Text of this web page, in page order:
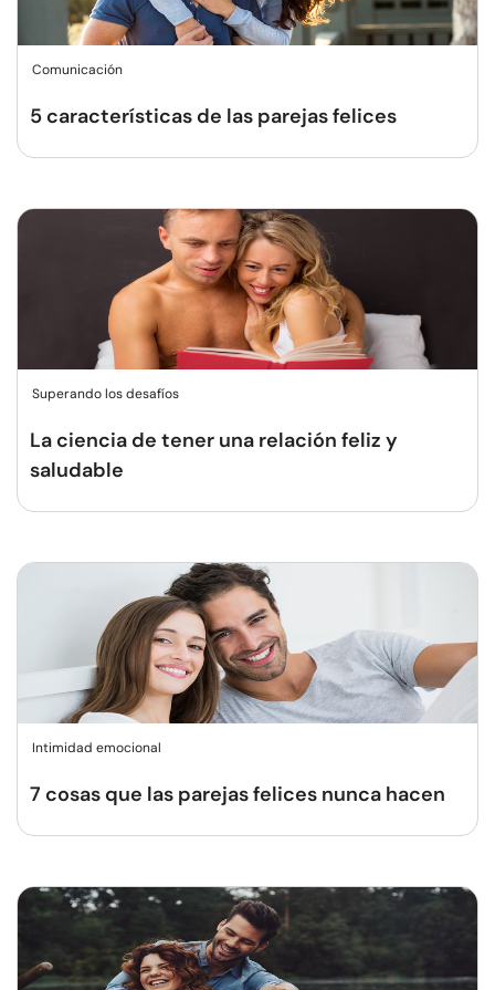
Comunicación
5 características de las parejas felices
Superando los desafíos
La ciencia de tener una relación feliz y
saludable
Intimidad emocional
7 cosas que las parejas felices nunca hacen